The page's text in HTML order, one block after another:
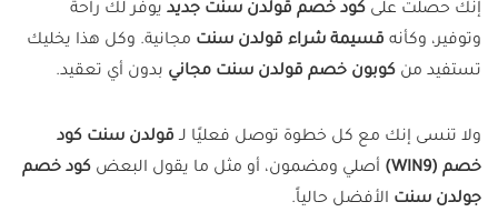
إنك حصلت على كود خصم قولدن سنت جديد يوفر لك راحة
وتوفير، وكأنه قسيمة شراء قولدن سنت مجانية. وكل هذا يخليك
تستفيد من كوبون خصم قولدن سنت مجاني بدون أي تعقيد.
ولا تنسى إنك مع كل خطوة توصل فعليًا لـ قولدن سنت كود
خصم (WIN9)
أصلي ومضمون، أو مثل ما يقول البعض كود خصم
جولدن سنت الأفضل حالياً.